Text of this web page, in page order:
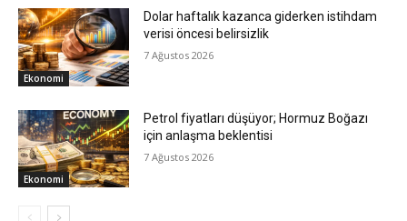
Ekonomi
Dolar haftalık kazanca giderken istihdam
verisi öncesi belirsizlik
7 Ağustos 2026
Ekonomi
Petrol fiyatları düşüyor; Hormuz Boğazı
için anlaşma beklentisi
7 Ağustos 2026